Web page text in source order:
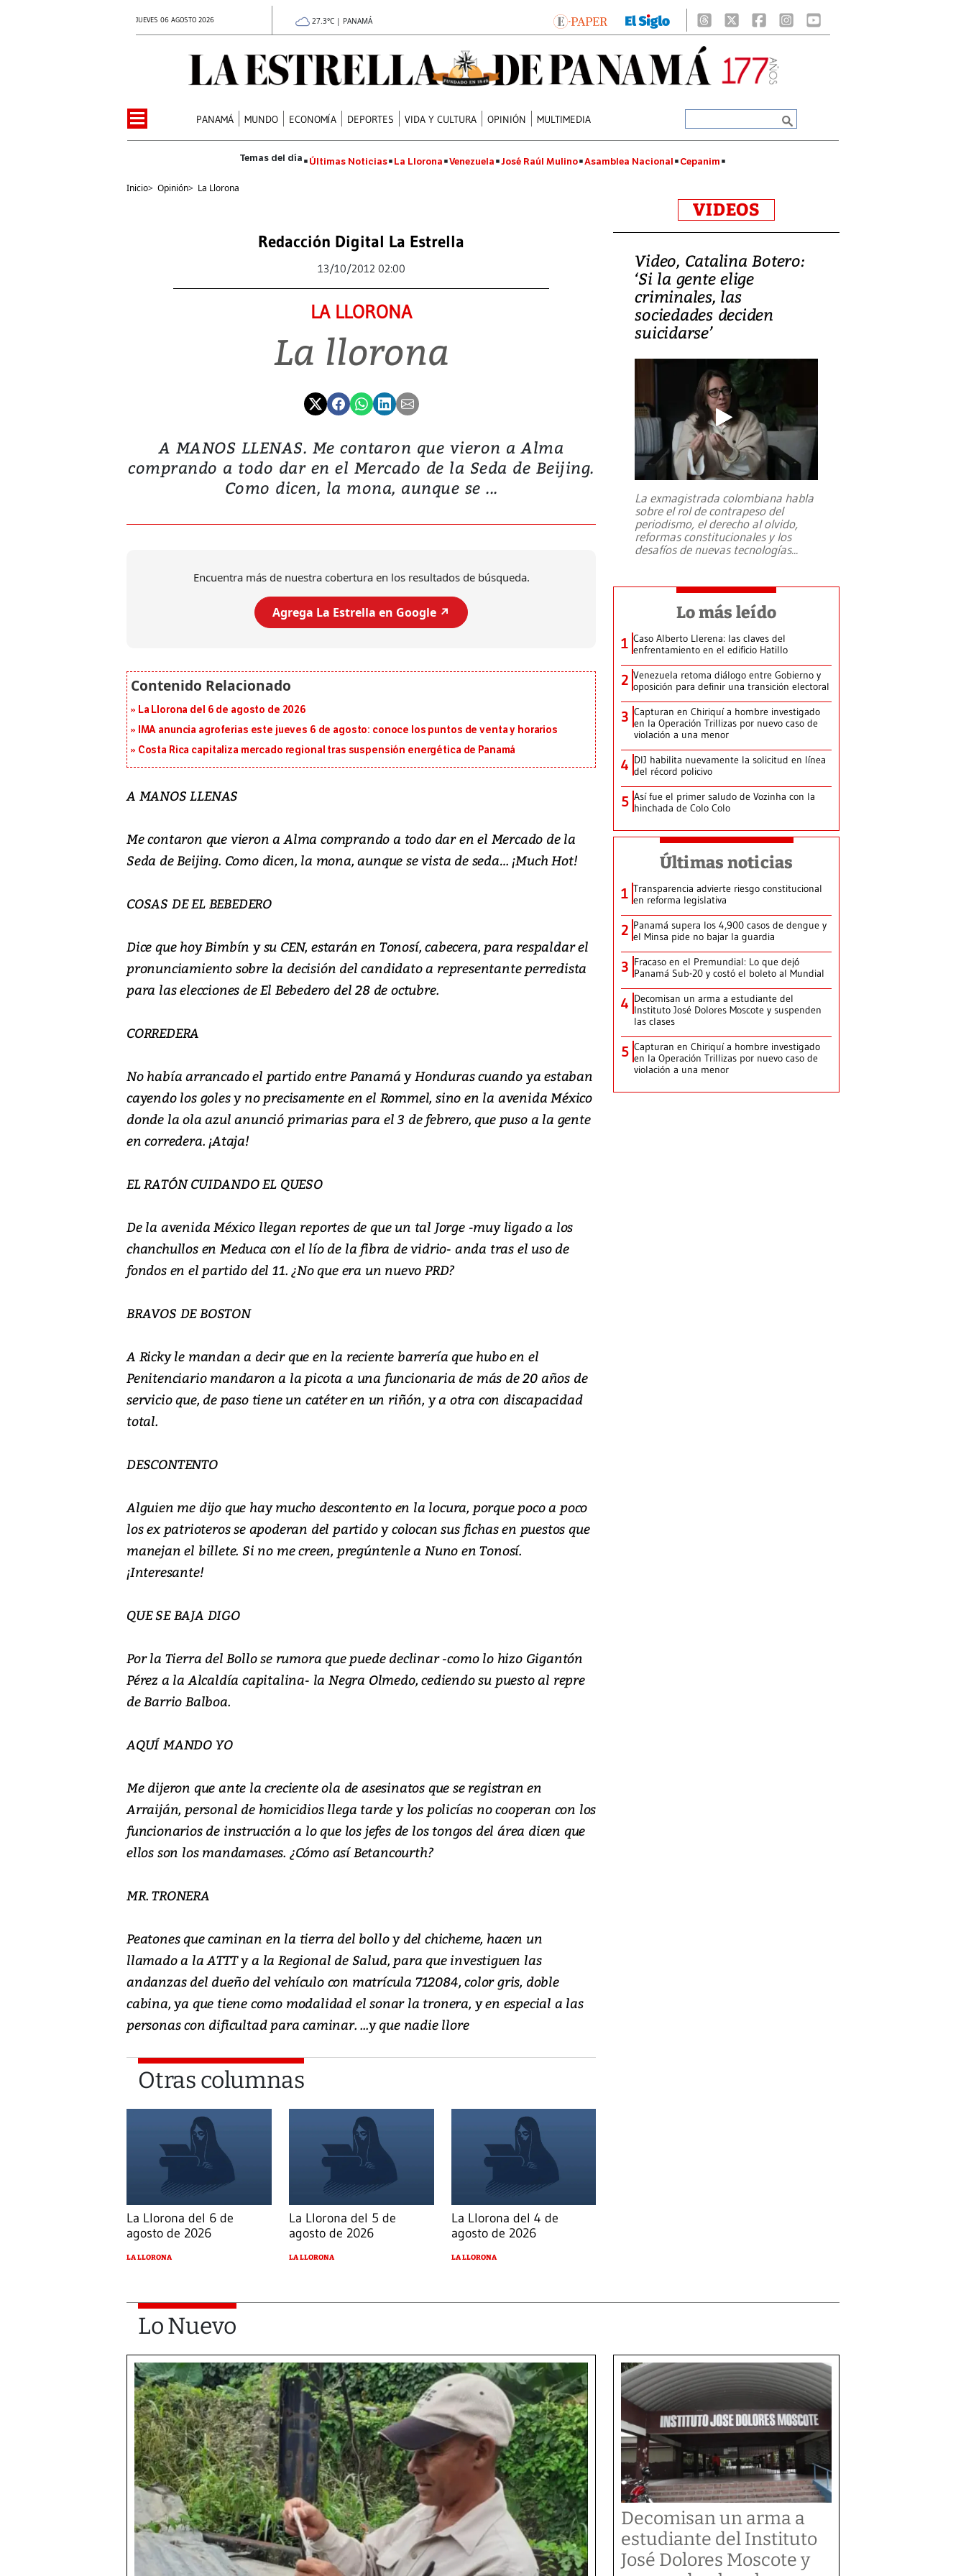
JUEVES 06 AGOSTO 2026 27.3°C | PANAMÁ
PANAMÁ MUNDO ECONOMÍA DEPORTES VIDA Y CULTURA OPINIÓN MULTIMEDIA
Últimas Noticias La Llorona Venezuela José Raúl Mulino Asamblea Nacional Cepanim
Inicio> Opinión> La Llorona
Redacción Digital La Estrella
13/10/2012 02:00
LA LLORONA
La llorona
A MANOS LLENAS. Me contaron que vieron a Alma
comprando a todo dar en el Mercado de la Seda de Beijing.
Como dicen, la mona, aunque se ...
Encuentra más de nuestra cobertura en los resultados de búsqueda.
Agrega La Estrella en Google ↗️
La Llorona del 6 de agosto de 2026
IMA anuncia agroferias este jueves 6 de agosto: conoce los puntos de venta y horarios
Costa Rica capitaliza mercado regional tras suspensión energética de Panamá
A MANOS LLENAS
Me contaron que vieron a Alma comprando a todo dar en el Mercado de la
Seda de Beijing. Como dicen, la mona, aunque se vista de seda… ¡Much Hot!
COSAS DE EL BEBEDERO
Dice que hoy Bimbín y su CEN, estarán en Tonosí, cabecera, para respaldar el
pronunciamiento sobre la decisión del candidato a representante perredista
para las elecciones de El Bebedero del 28 de octubre.
CORREDERA
No había arrancado el partido entre Panamá y Honduras cuando ya estaban
cayendo los goles y no precisamente en el Rommel, sino en la avenida México
donde la ola azul anunció primarias para el 3 de febrero, que puso a la gente
en corredera. ¡Ataja!
EL RATÓN CUIDANDO EL QUESO
De la avenida México llegan reportes de que un tal Jorge -muy ligado a los
chanchullos en Meduca con el lío de la fibra de vidrio- anda tras el uso de
fondos en el partido del 11. ¿No que era un nuevo PRD?
BRAVOS DE BOSTON
A Ricky le mandan a decir que en la reciente barrería que hubo en el
Penitenciario mandaron a la picota a una funcionaria de más de 20 años de
servicio que, de paso tiene un catéter en un riñón, y a otra con discapacidad
total.
DESCONTENTO
Alguien me dijo que hay mucho descontento en la locura, porque poco a poco
los ex patrioteros se apoderan del partido y colocan sus fichas en puestos que
manejan el billete. Si no me creen, pregúntenle a Nuno en Tonosí.
¡Interesante!
QUE SE BAJA DIGO
Por la Tierra del Bollo se rumora que puede declinar -como lo hizo Gigantón
Pérez a la Alcaldía capitalina- la Negra Olmedo, cediendo su puesto al repre
de Barrio Balboa.
AQUÍ MANDO YO
Me dijeron que ante la creciente ola de asesinatos que se registran en
Arraiján, personal de homicidios llega tarde y los policías no cooperan con los
funcionarios de instrucción a lo que los jefes de los tongos del área dicen que
ellos son los mandamases. ¿Cómo así Betancourth?
MR. TRONERA
Peatones que caminan en la tierra del bollo y del chicheme, hacen un
llamado a la ATTT y a la Regional de Salud, para que investiguen las
andanzas del dueño del vehículo con matrícula 712084, color gris, doble
cabina, ya que tiene como modalidad el sonar la tronera, y en especial a las
personas con dificultad para caminar. ...y que nadie llore
Otras columnas
La Llorona del 6 de
agosto de 2026
LA LLORONA
La Llorona del 5 de
agosto de 2026
LA LLORONA
La Llorona del 4 de
agosto de 2026
LA LLORONA
VIDEOS
Video, Catalina Botero:
‘Si la gente elige
criminales, las
sociedades deciden
suicidarse’
La exmagistrada colombiana habla
sobre el rol de contrapeso del
periodismo, el derecho al olvido,
reformas constitucionales y los
desafíos de nuevas tecnologías...
Lo más leído
1 Caso Alberto Llerena: las claves del
enfrentamiento en el edificio Hatillo
2 Venezuela retoma diálogo entre Gobierno y
oposición para definir una transición electoral
3 Capturan en Chiriquí a hombre investigado
en la Operación Trillizas por nuevo caso de
violación a una menor
4 DIJ habilita nuevamente la solicitud en línea
del récord policivo
5 Así fue el primer saludo de Vozinha con la
hinchada de Colo Colo
Últimas noticias
1 Transparencia advierte riesgo constitucional
en reforma legislativa
2 Panamá supera los 4,900 casos de dengue y
el Minsa pide no bajar la guardia
3 Fracaso en el Premundial: Lo que dejó
Panamá Sub-20 y costó el boleto al Mundial
4 Decomisan un arma a estudiante del
Instituto José Dolores Moscote y suspenden
las clases
5 Capturan en Chiriquí a hombre investigado
en la Operación Trillizas por nuevo caso de
violación a una menor
Lo Nuevo
Decomisan un arma a
estudiante del Instituto
José Dolores Moscote y